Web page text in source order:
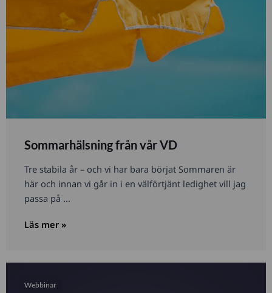
Sommarhälsning från vår VD
Tre stabila år – och vi har bara börjat Sommaren är
här och innan vi går in i en välförtjänt ledighet vill jag
passa på ...
Läs mer »
Webbinar